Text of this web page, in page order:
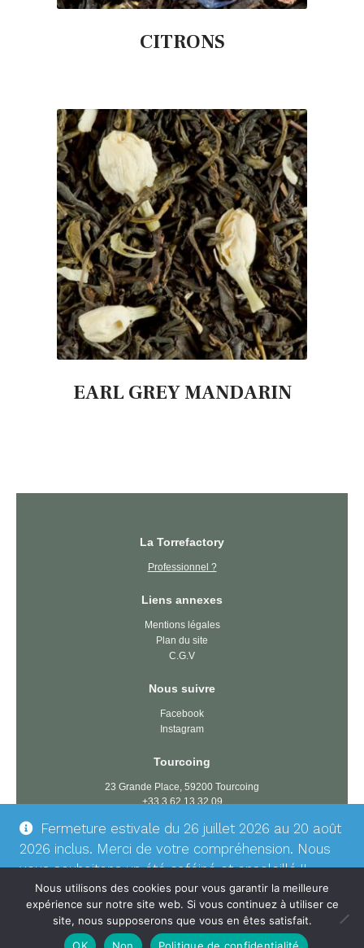
Fermeture estivale du 26 juillet 2026 au 20 août
2026 inclus. Merci de votre compréhension. Nous
vous souhaitons un été caféiné et ensoleillé !!
Ignorer
CITRONS
EARL GREY MANDARIN
La Torrefactory
Professionnel ?
Liens annexes
Mentions légales
Plan du site
C.G.V
Nous suivre
Facebook
Instagram
Tourcoing
23 Grande Place, 59200 Tourcoing
+33 3 62 13 32 09
Dunkerque
+33 3 61 17 54 78
dunkerque@latorrefactory.com
Nous utilisons des cookies pour vous garantir la meilleure
expérience sur notre site web. Si vous continuez à utiliser ce
site, nous supposerons que vous en êtes satisfait.
OK
Non Politique de confidentialité